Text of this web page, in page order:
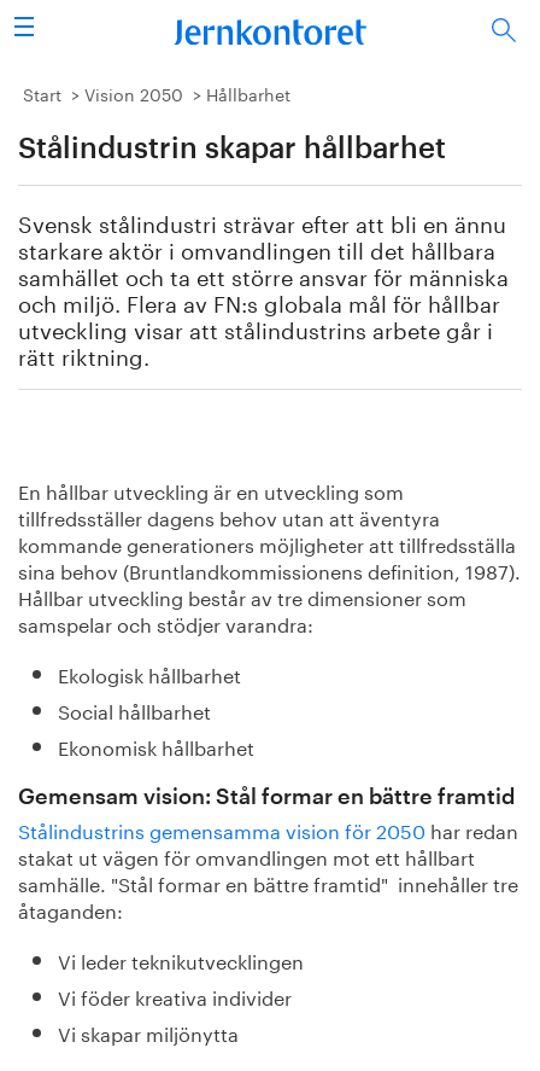
Sök
Stålindustrin
Vision 2050
Forskning/utbildning
Energi/miljö
Vi tycker
Publicerat
Om oss
Start Vision 2050 Hållbarhet
Stålindustrin skapar hållbarhet
Svensk stålindustri strävar efter att bli en ännu
starkare aktör i omvandlingen till det hållbara
samhället och ta ett större ansvar för människa
och miljö. Flera av FN:s globala mål för hållbar
utveckling visar att stålindustrins arbete går i
rätt riktning.
En hållbar utveckling är en utveckling som
tillfredsställer dagens behov utan att äventyra
kommande generationers möjligheter att tillfredsställa
sina behov (Bruntlandkommissionens definition, 1987).
Hållbar utveckling består av tre dimensioner som
samspelar och stödjer varandra:
Ekologisk hållbarhet
Social hållbarhet
Ekonomisk hållbarhet
Gemensam vision: Stål formar en bättre framtid
Stålindustrins gemensamma vision för 2050 har redan
stakat ut vägen för omvandlingen mot ett hållbart
samhälle. "Stål formar en bättre framtid" innehåller tre
åtaganden:
Vi leder teknikutvecklingen
Vi föder kreativa individer
Vi skapar miljönytta